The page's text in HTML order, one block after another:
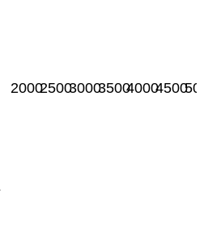
200025003000350040004500